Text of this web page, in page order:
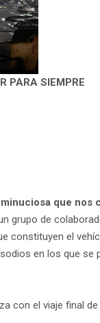
PARA SIEMPRE
que
grupo de
constituyen el
en los que se
con el viaje final